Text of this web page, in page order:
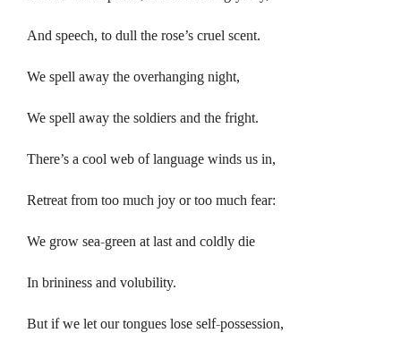
And speech, to dull the rose’s cruel scent.
We spell away the overhanging night,
We spell away the soldiers and the fright.
There’s a cool web of language winds us in,
Retreat from too much joy or too much fear:
We grow sea-green at last and coldly die
In brininess and volubility.
But if we let our tongues lose self-possession,